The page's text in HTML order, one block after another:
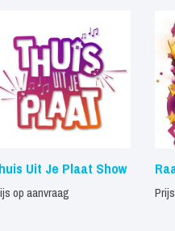
Uit Je Plaat Show
op aanvraag